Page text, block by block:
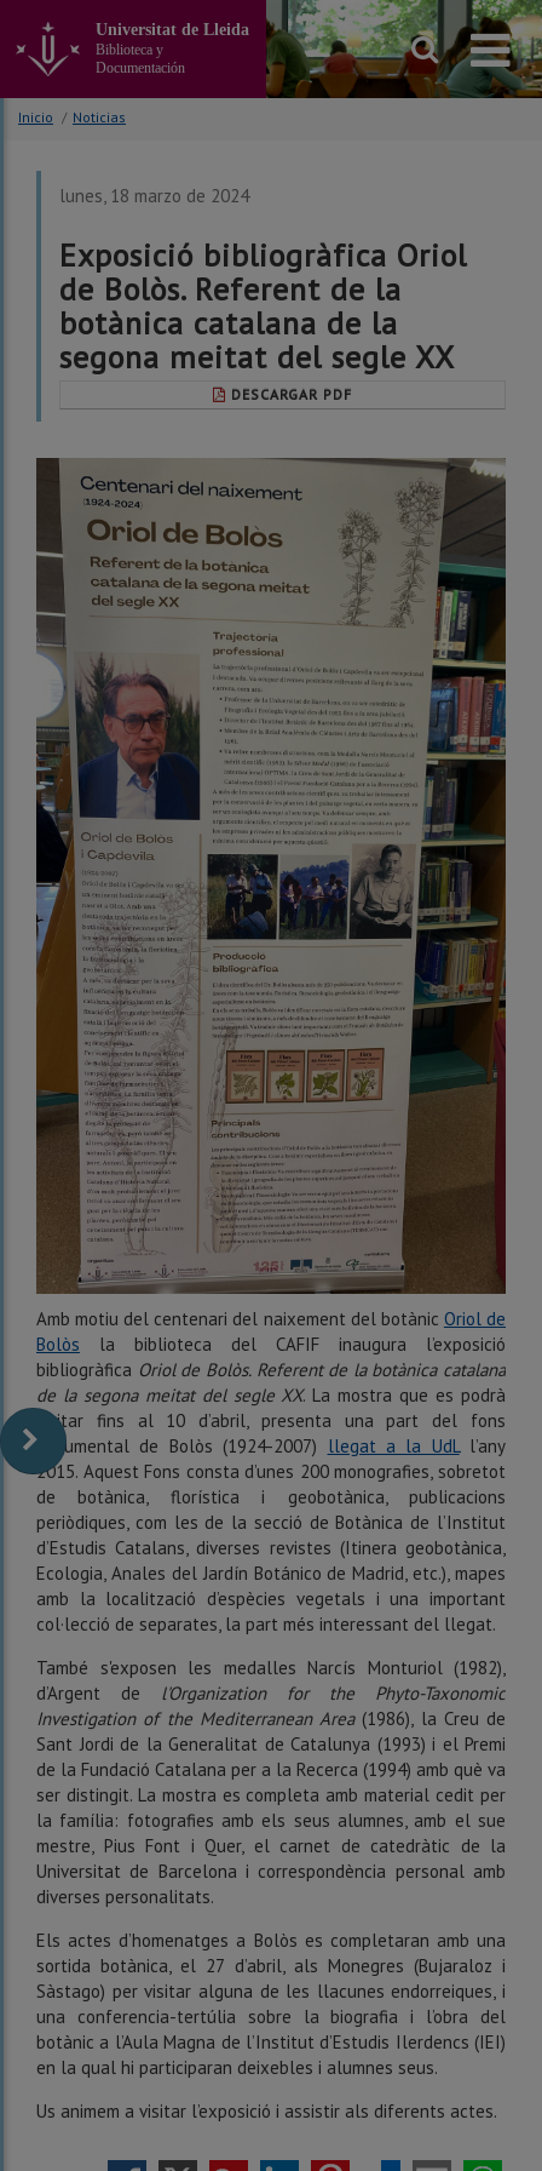
contenido
principal
Universitat de Lleida
Biblioteca y
Documentación
Inicio / Noticias
lunes, 18 marzo de 2024
Exposició bibliogràfica Oriol
de Bolòs. Referent de la
botànica catalana de la
segona meitat del segle XX
DESCARGAR PDF
Amb motiu del centenari del naixement del botànic Oriol de
Bolòs la biblioteca del CAFIF inaugura l’exposició
bibliogràfica Oriol de Bolòs. Referent de la botànica catalana
de la segona meitat del segle XX. La mostra que es podrà
visitar fins al 10 d’abril, presenta una part del fons
documental de Bolòs (1924-2007) llegat a la UdL
l’any
2015. Aquest Fons consta d’unes 200 monografies, sobretot
de botànica, florística i geobotànica, publicacions
periòdiques, com les de la secció de Botànica de l’Institut
d’Estudis Catalans, diverses revistes (Itinera geobotànica,
Ecologia, Anales del Jardín Botánico de Madrid, etc.), mapes
amb la localització d’espècies vegetals i una important
col·lecció de separates, la part més interessant del llegat.
També s'exposen les medalles Narcís Monturiol (1982),
d’Argent de l'Organization for the Phyto-Taxonomic
Investigation of the Mediterranean Area(1986), la Creu de
Sant Jordi de la Generalitat de Catalunya (1993) i el Premi
de la Fundació Catalana per a la Recerca (1994) amb què va
ser distingit. La mostra es completa amb material cedit per
la família: fotografies amb els seus alumnes, amb el sue
mestre, Pius Font i Quer, el carnet de catedràtic de la
Universitat de Barcelona i correspondència personal amb
diverses personalitats.
Els actes d’homenatges a Bolòs es completaran amb una
sortida botànica, el 27 d’abril, als Monegres (Bujaraloz i
Sàstago) per visitar alguna de les llacunes endorreiques, i
una conferencia-tertúlia sobre la biografia i l’obra del
botànic a l’Aula Magna de l’Institut d’Estudis Ilerdencs (IEI)
en la qual hi participaran deixebles i alumnes seus.
Us animem a visitar l’exposició i assistir als diferents actes.